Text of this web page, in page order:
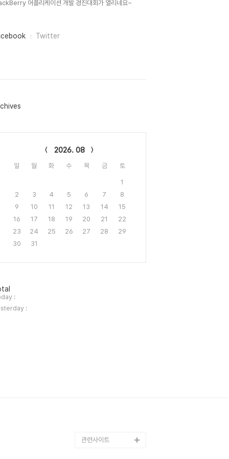
어플리케이션 개발 경진대회가 열리네요~
Twitter
2026. 08
일 월 화 수 목 금 토
1
2
3 4 5 6 7
8
9
10 11 12 13 14
15
16
17 18 19 20 21
22
23
24 25 26 27 28
29
30
31
:
:
관련사이트